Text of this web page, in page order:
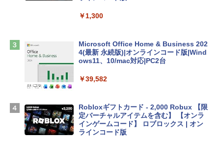
ンケース Dell NEC Lavie ASUS HP dyna
￥2,952
13インチノートブック：AIとApple Intell
TB SSDストレージ、12MPセンターフレ
ームカメラ、日本語キーボード、Touch I
D - スカイブルー
￥298,901
￥1,300
Microsoft Office Home & Business 202
4(最新 永続版)|オンラインコード版|Wind
ows11、10/mac対応|PC2台
￥39,582
Robloxギフトカード - 2,000 Robux 【限
定バーチャルアイテムを含む】 【オンラ
インゲームコード】 ロブロックス | オン
ラインコード版